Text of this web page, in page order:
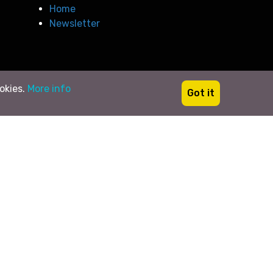
Home
Newsletter
More info Got it